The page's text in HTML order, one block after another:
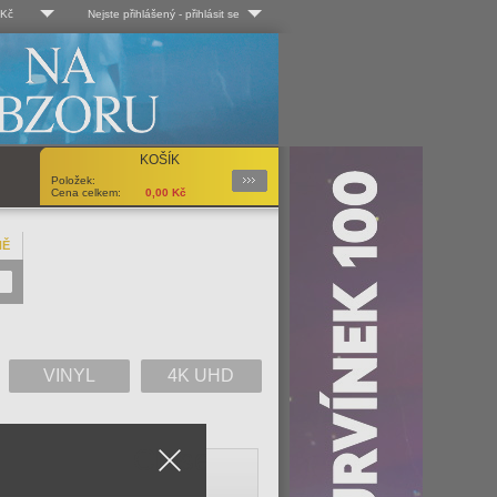
Nejste přihlášený - přihlásit se
Log-in
Uživ. jméno:
Heslo:
Registrace
KOŠÍK
Položek:
Cena celkem:
0,00 Kč
Podrobnosti
VINYL 4K UHD
Close